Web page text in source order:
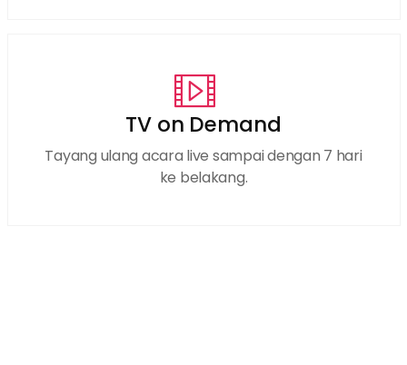
TV on Demand
Tayang ulang acara live sampai dengan 7 hari
ke belakang.